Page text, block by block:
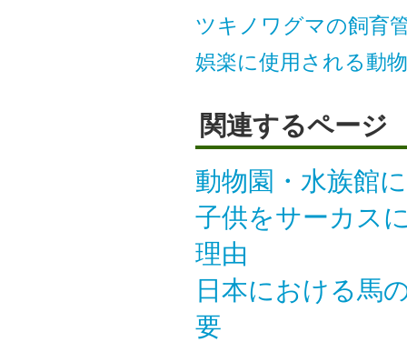
ツキノワグマの飼育
娯楽に使用される動
関連するページ
動物園・水族館
子供をサーカス
理由
日本における馬
要